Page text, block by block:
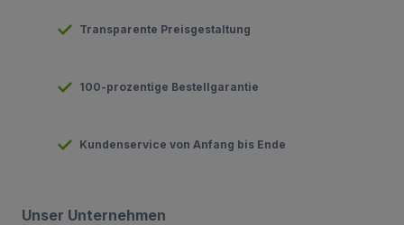
Transparente Preisgestaltung
100-prozentige Bestellgarantie
Kundenservice von Anfang bis Ende
Unser Unternehmen